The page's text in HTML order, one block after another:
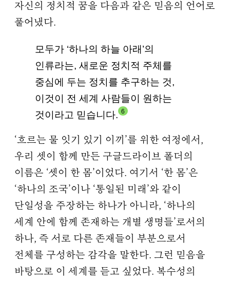
자신의 정치적 꿈을 다음과 같은 믿음의 언어로
풀어냈다.
모두가 ‘하나의 하늘 아래’의
인류라는, 새로운 정치적 주체를
중심에 두는 정치를 추구하는 것,
이것이 전 세계 사람들이 원하는
것이라고 믿습니다. 6
‘흐르는 물 잇기 있기 이끼’를 위한 여정에서,
우리 셋이 함께 만든 구글드라이브 폴더의
이름은 ‘셋이 한 몸’이었다. 여기서 ‘한 몸’은
‘하나의 조국’이나 ‘통일된 미래’와 같이
단일성을 주장하는 하나가 아니라, ‘하나의
세계 안에 함께 존재하는 개별 생명들’로서의
하나, 즉 서로 다른 존재들이 부분으로서
전체를 구성하는 감각을 말한다. 그런 믿음을
바탕으로 이 세계를 듣고 싶었다. 복수성의